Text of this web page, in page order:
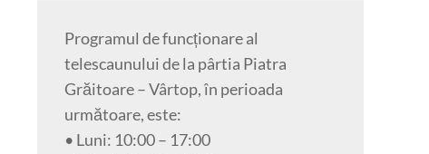
Programul de funcționare al
telescaunului de la pârtia Piatra
Grăitoare – Vârtop, în perioada
următoare, este:
• Luni: 10:00 – 17:00